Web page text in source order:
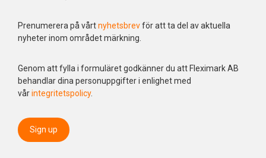
Prenumerera på vårtnyhetsbrevför att ta del av aktuella
nyheter inom området märkning.
Genom att fylla i formuläret godkänner du att Fleximark AB
behandlar dina personuppgifter i enlighet med
vårintegritetspolicy.
Sign up